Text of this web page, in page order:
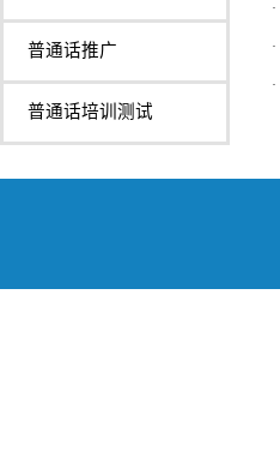
普通话推广
普通话培训测试
·
·
·